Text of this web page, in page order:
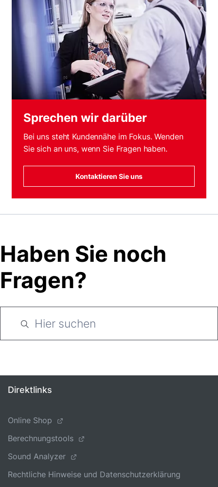
Sprechen wir darüber
Bei uns steht Kundennähe im Fokus. Wenden
Sie sich an uns, wenn Sie Fragen haben.
Kontaktieren Sie uns
Haben Sie noch
Fragen?
Direktlinks
Online Shop
Berechnungstools
Sound Analyzer
Rechtliche Hinweise und Datenschutzerklärung